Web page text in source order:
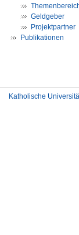
Geldgeber
Projektpartner
Publikationen
Katholische